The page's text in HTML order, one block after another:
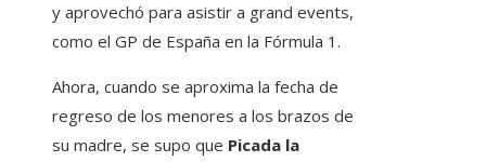
y aprovechó para asistir a grand events,
como el GP de España en la Fórmula 1.
Ahora, cuando se aproxima la fecha de
regreso de los menores a los brazos de
su madre, se supo que Picada la